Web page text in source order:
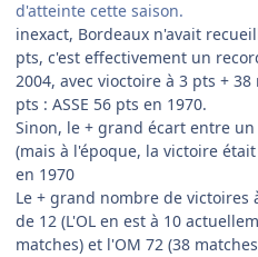
d'atteinte cette saison.
inexact, Bordeaux n'avait
pts, c'est effectivement un
2004, avec vioctoire à 3 pts +
pts : ASSE 56 pts en 1970.
Sinon, le + grand écart entre
(mais à l'époque, la victoire
en 1970
Le + grand nombre de
de 12 (L'OL en est à 10
matches) et l'OM 72 (38